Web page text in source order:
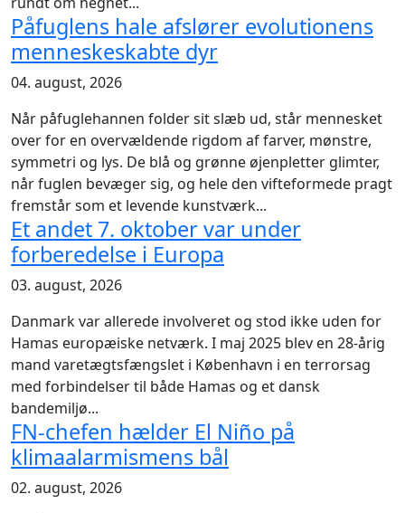
Påfuglens hale afslører evolutionens
menneskeskabte dyr
04. august, 2026
Når påfuglehannen folder sit slæb ud, står mennesket
over for en overvældende rigdom af farver, mønstre,
symmetri og lys. De blå og grønne øjenpletter glimter,
når fuglen bevæger sig, og hele den vifteformede pragt
fremstår som et levende kunstværk...
Et andet 7. oktober var under
forberedelse i Europa
03. august, 2026
Danmark var allerede involveret og stod ikke uden for
Hamas europæiske netværk. I maj 2025 blev en 28-årig
mand varetægtsfængslet i København i en terrorsag
med forbindelser til både Hamas og et dansk
bandemiljø...
FN-chefen hælder El Niño på
klimaalarmismens bål
02. august, 2026